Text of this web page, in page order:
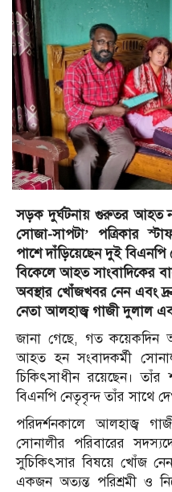
সড়ক দুর্ঘটনায় গুরুতর আহত
সোজা-সাপটা’ পত্রিকার
পাশে দাঁড়িয়েছেন দুই
বিকেলে আহত সাংবাদিকের
অবস্থার খোঁজখবর নেন এবং
নেতা আলহাজ্ব গাজী দুলাল
জানা গেছে, গত
আহত হন সংবাদকর্মী
চিকিৎসাধীন রয়েছেন।
বিএনপি নেতৃবৃন্দ তাঁর সাথে
পরিদর্শনকালে আলহাজ্ব
সোনালীর পরিবারের
সুচিকিৎসার বিষয়ে খোঁজ
একজন অত্যন্ত পরিশ্রমী ও